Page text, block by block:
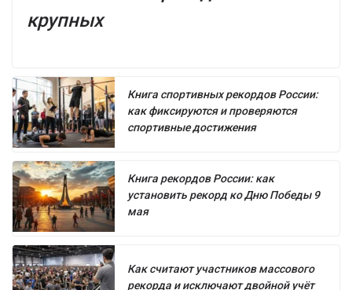
крупных
Книга спортивных рекордов России:
как фиксируются и проверяются
спортивные достижения
Книга рекордов России: как
установить рекорд ко Дню Победы 9
мая
Как считают участников массового
рекорда и исключают двойной учёт